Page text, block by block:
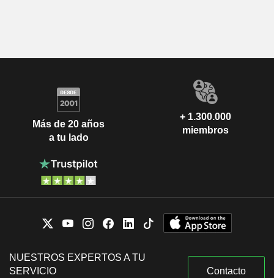
Más de 20 años
a tu lado
+ 1.300.000
miembros
NUESTROS EXPERTOS A TU
SERVICIO
Contacto